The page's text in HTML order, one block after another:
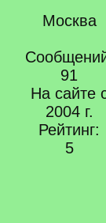
Москва
91
На сайте
2004 г.
Рейтинг:
5